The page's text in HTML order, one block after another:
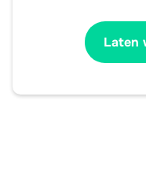
Laten